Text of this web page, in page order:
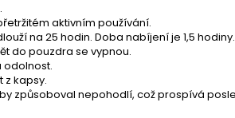
aktivním používání.
na 25 hodin. Doba nabíjení je 1,5 hodiny.
do pouzdra se vypnou.
odolnost.
z kapsy.
způsoboval nepohodlí, což prospívá